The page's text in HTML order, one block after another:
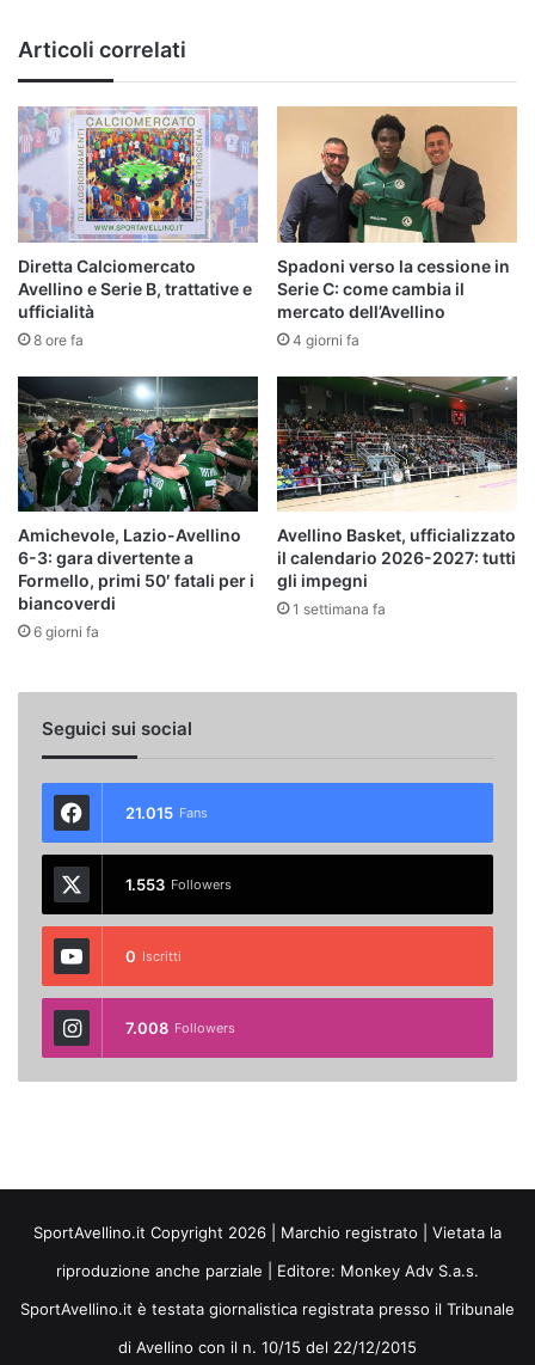
Mercato
Articoli correlati
Diretta Calciomercato
Avellino e Serie B, trattative e
ufficialità
8 ore fa
Spadoni verso la cessione in
Serie C: come cambia il
mercato dell’Avellino
4 giorni fa
Amichevole, Lazio-Avellino
6-3: gara divertente a
Formello, primi 50′ fatali per i
biancoverdi
6 giorni fa
Avellino Basket, ufficializzato
il calendario 2026-2027: tutti
gli impegni
1 settimana fa
Seguici sui social
21.015 Fans
1.553 Followers
0 Iscritti
7.008 Followers
SportAvellino.it Copyright 2026 | Marchio registrato | Vietata la
riproduzione anche parziale | Editore: Monkey Adv S.a.s.
SportAvellino.it è testata giornalistica registrata presso il Tribunale
di Avellino con il n. 10/15 del 22/12/2015